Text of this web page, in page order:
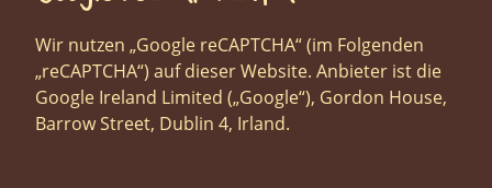
Wir nutzen „Google reCAPTCHA“ (im Folgenden
„reCAPTCHA“) auf dieser Website. Anbieter ist die
Google Ireland Limited („Google“), Gordon House,
Barrow Street, Dublin 4, Irland.